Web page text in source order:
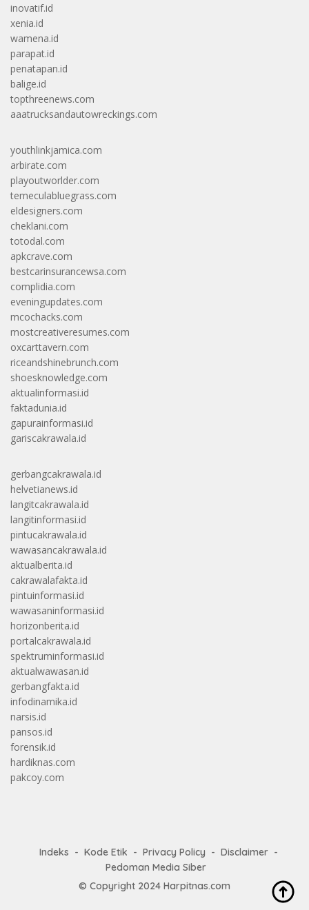
inovatif.id
xenia.id
wamena.id
parapat.id
penatapan.id
balige.id
topthreenews.com
aaatrucksandautowreckings.com
youthlinkjamica.com
arbirate.com
playoutworlder.com
temeculabluegrass.com
eldesigners.com
cheklani.com
totodal.com
apkcrave.com
bestcarinsurancewsa.com
complidia.com
eveningupdates.com
mcochacks.com
mostcreativeresumes.com
oxcarttavern.com
riceandshinebrunch.com
shoesknowledge.com
aktualinformasi.id
faktadunia.id
gapurainformasi.id
gariscakrawala.id
gerbangcakrawala.id
helvetianews.id
langitcakrawala.id
langitinformasi.id
pintucakrawala.id
wawasancakrawala.id
aktualberita.id
cakrawalafakta.id
pintuinformasi.id
wawasaninformasi.id
horizonberita.id
portalcakrawala.id
spektruminformasi.id
aktualwawasan.id
gerbangfakta.id
infodinamika.id
narsis.id
pansos.id
forensik.id
hardiknas.com
pakcoy.com
Indeks Kode Etik Privacy Policy
Disclaimer
Pedoman Media Siber
© Copyright 2024 Harpitnas.com